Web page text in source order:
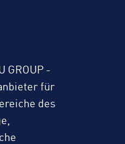
GROUP -
für
des